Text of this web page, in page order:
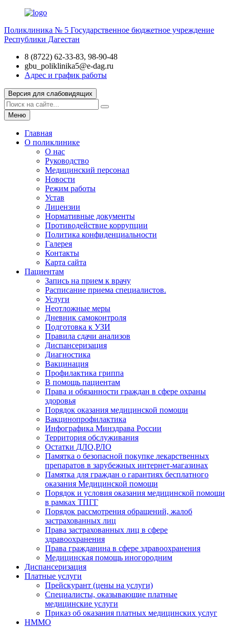
Поликлиника № 5 Государственное бюджетное учреждение
Республики Дагестан
8 (8722) 62-33-83, 98-90-48
gbu_poliklinika5@e-dag.ru
Адрес и график работы
Версия для слабовидящих
Меню
Главная
О поликлинике
О нас
Руководство
Медицинский персонал
Новости
Режим работы
Устав
Лицензии
Нормативные документы
Противодействие коррупции
Политика конфиденциальности
Галерея
Контакты
Карта сайта
Пациентам
Запись на прием к врачу
Расписание приема специалистов.
Услуги
Неотложные меры
Дневник самоконтроля
Подготовка к УЗИ
Правила сдачи анализов
Диспансеризация
Диагностика
Вакцинация
Профилактика гриппа
В помощь пациентам
Права и обязанности граждан в сфере охраны
здоровья
Порядок оказания медицинской помощи
Вакцинопрофилактика
Инфографика Минздрава России
Территория обслуживания
Остатки ДЛО,РЛО
Памятка о безопасной покупке лекарственных
препаратов в зарубежных интернет-магазинах
Памятка для граждан о гарантиях бесплатного
оказания Медицинской помощи
Порядок и условия оказания медицинской помощи
в рамках ТПГГ
Порядок рассмотрения обращений, жалоб
застрахованных лиц
Права застрахованных лиц в сфере
здравоохранения
Права гражданина в сфере здравоохранения
Медицинская помощь иногородним
Диспансеризация
Платные услуги
Прейскурант (цены на услуги)
Специалисты, оказывающие платные
медицинские услуги
Приказ об оказания платных медицинских услуг
НММО